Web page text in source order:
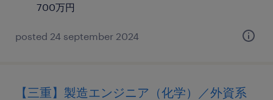
700万円
posted 24 september 2024
【三重】製造エンジニア（化学）／外資系